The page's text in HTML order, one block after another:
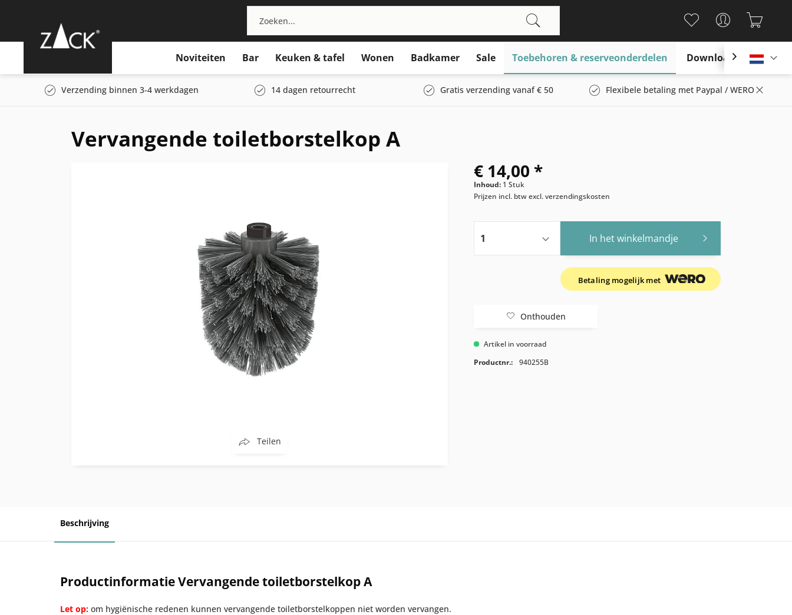
Noviteiten Bar Keuken & tafel Wonen Badkamer Sale Toebehoren & reserveonderdelen Download
Verzending binnen 3-4 werkdagen 14 dagen retourrecht Gratis verzending vanaf € 50 Flexibele betaling met Paypal / WERO
Vervangende toiletborstelkop A
Teilen
€ 14,00 *
Inhoud: 1 Stuk
Prijzen incl. btwexcl. verzendingskosten
In het winkelmandje
Betaling mogelijk met
Onthouden
Artikel in voorraad
Productnr.:
940255B
Beschrijving
Productinformatie Vervangende toiletborstelkop A
Let op: om hygiënische redenen kunnen vervangende toiletborstelkoppen niet worden vervangen.